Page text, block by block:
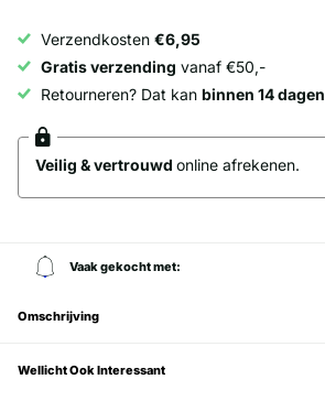
Verzendkosten €6,95
Gratis verzending vanaf €50,-
Retourneren? Dat kan binnen 14 dagen
Veilig & vertrouwd online afrekenen.
Vaak gekocht met:
Omschrijving
Wellicht Ook Interessant